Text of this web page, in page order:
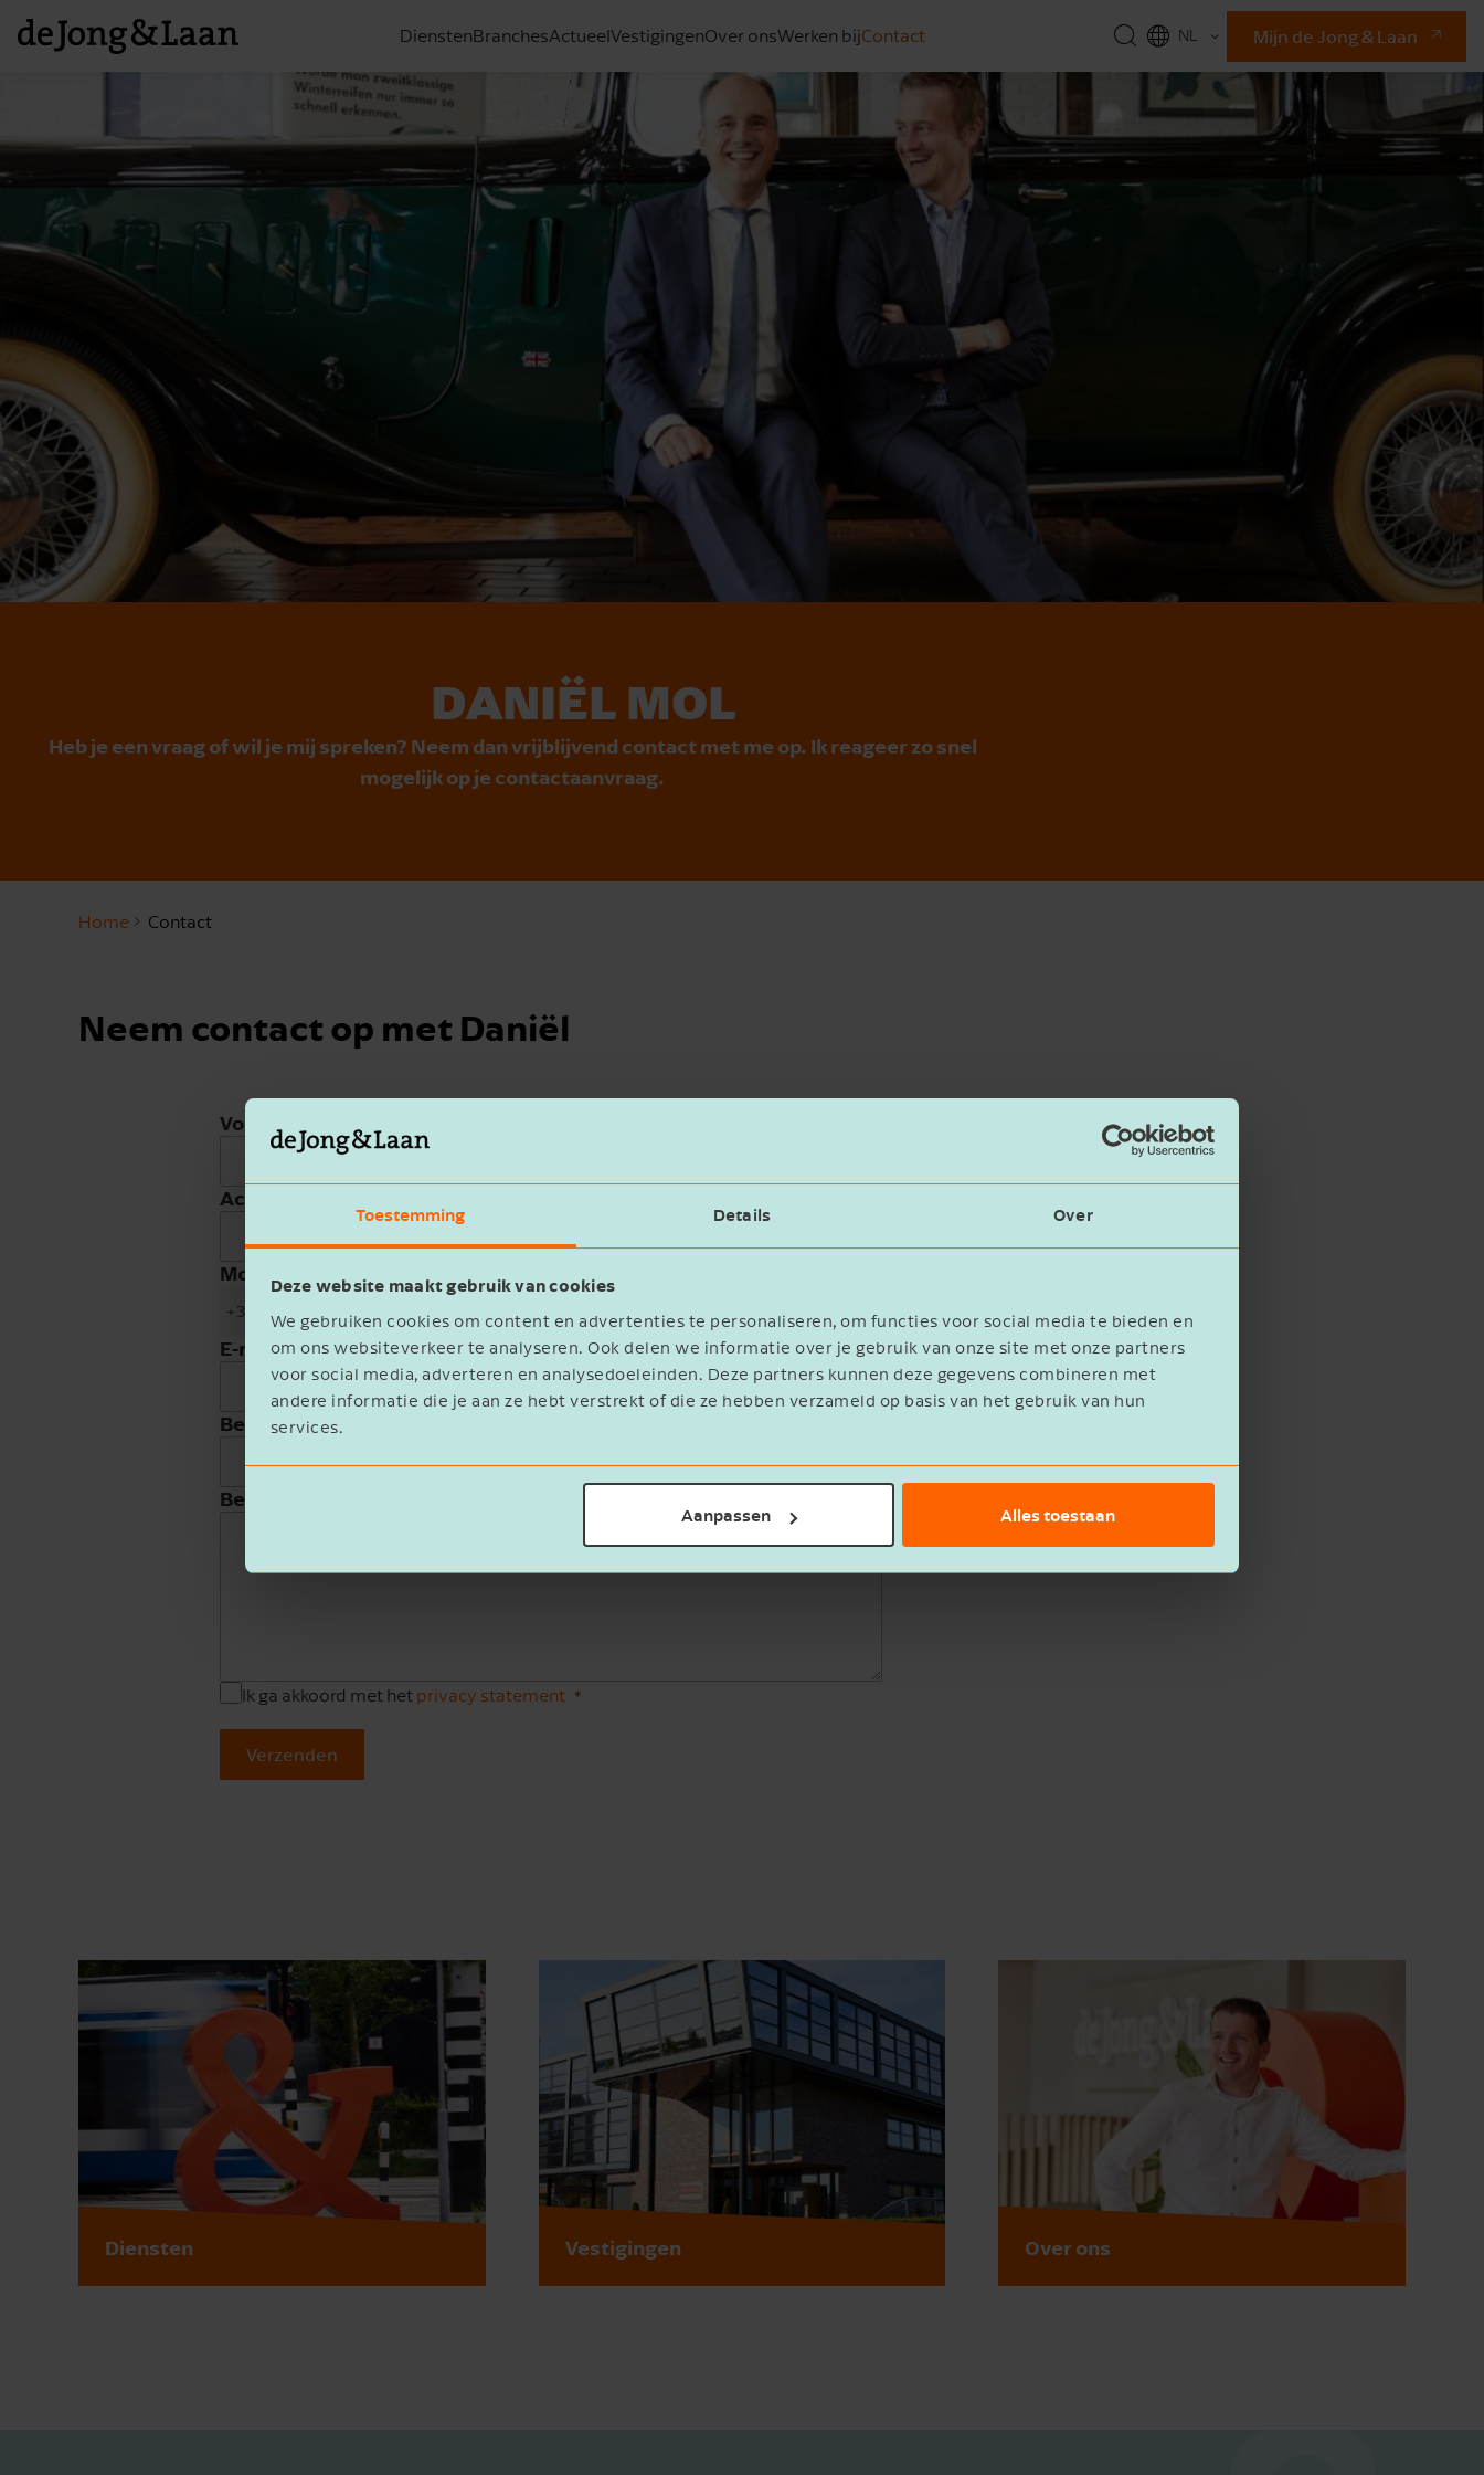
Toestemming Details Over
Deze website maakt gebruik van cookies
We gebruiken cookies om content en advertenties te personaliseren, om functies voor social media te bieden en
om ons websiteverkeer te analyseren. Ook delen we informatie over je gebruik van onze site met onze partners
voor social media, adverteren en analysedoeleinden. Deze partners kunnen deze gegevens combineren met
andere informatie die je aan ze hebt verstrekt of die ze hebben verzameld op basis van het gebruik van hun
services.
Aanpassen Alles toestaan
DienstenBranchesActueelVestigingenOver onsWerken bijContact
EN
NL Mijn de Jong & Laan
DANIËL MOL
Heb je een vraag of wil je mij spreken? Neem dan vrijblijvend contact met me op. Ik reageer zo snel
mogelijk op je contactaanvraag.
Home Contact
Neem contact op met Daniël
Voornaam
Achternaam
Mobiele telefoon
+31
E-mailadres
Bedrijfsnaam
Beschrijving
Ik ga akkoord met het privacy statement
Verzenden
Diensten Vestigingen Over ons